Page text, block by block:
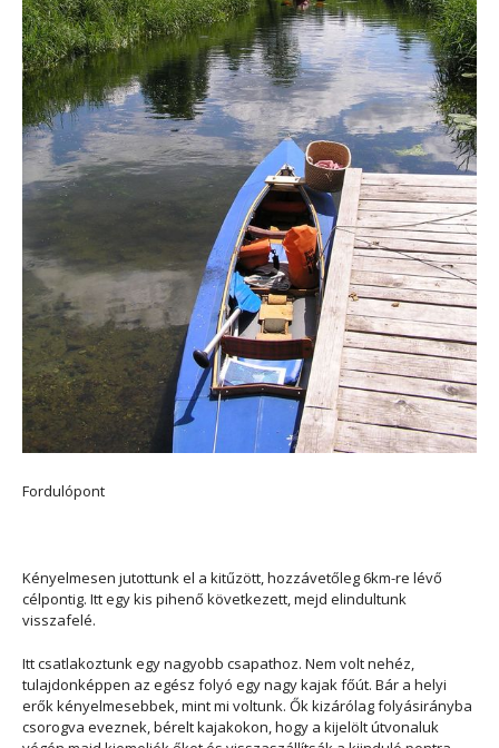
Fordulópont
Kényelmesen jutottunk el a kitűzött, hozzávetőleg 6km-re lévő
célpontig. Itt egy kis pihenő következett, mejd elindultunk
visszafelé.
Itt csatlakoztunk egy nagyobb csapathoz. Nem volt nehéz,
tulajdonképpen az egész folyó egy nagy kajak főút. Bár a helyi
erők kényelmesebbek, mint mi voltunk. Ők kizárólag folyásirányba
csorogva eveznek, bérelt kajakokon, hogy a kijelölt útvonaluk